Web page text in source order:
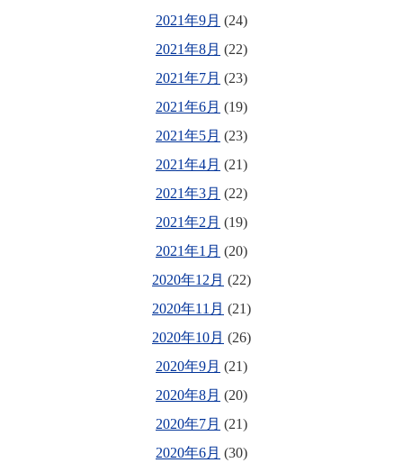
2021年9月 (24)
2021年8月 (22)
2021年7月 (23)
2021年6月 (19)
2021年5月 (23)
2021年4月 (21)
2021年3月 (22)
2021年2月 (19)
2021年1月 (20)
2020年12月 (22)
2020年11月 (21)
2020年10月 (26)
2020年9月 (21)
2020年8月 (20)
2020年7月 (21)
2020年6月 (30)